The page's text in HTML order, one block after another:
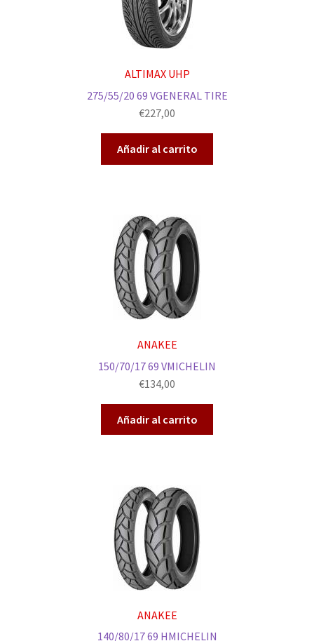
ALTIMAX UHP
275/55/20 69 VGENERAL TIRE
€227,00
Añadir al carrito
ANAKEE
150/70/17 69 VMICHELIN
€134,00
Añadir al carrito
ANAKEE
140/80/17 69 HMICHELIN